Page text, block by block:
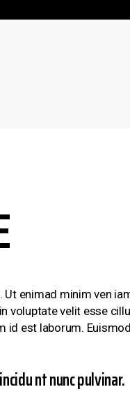
enimad minim ven
voluptate velit esse
id est laborum.
nt nunc pulvinar.